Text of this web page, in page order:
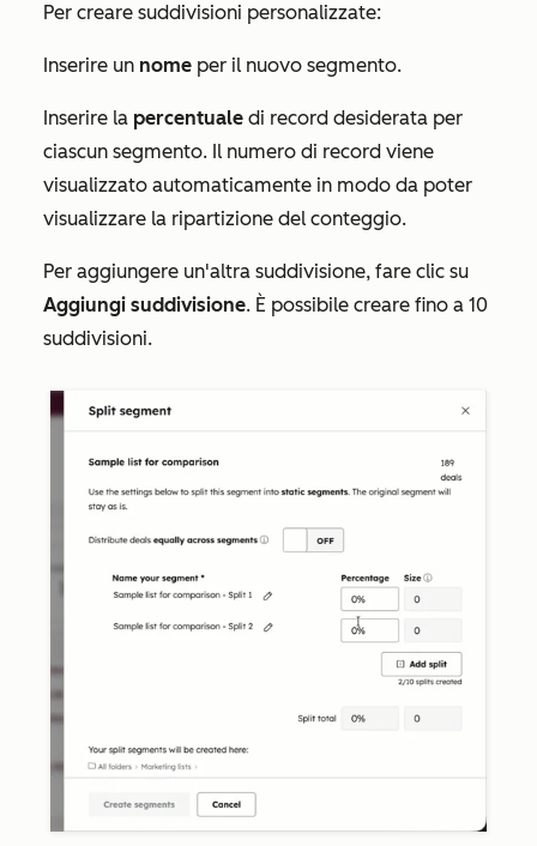
Per creare suddivisioni personalizzate:
Inserire un nome per il nuovo segmento.
Inserire la percentuale di record desiderata per
ciascun segmento. Il numero di record viene
visualizzato automaticamente in modo da poter
visualizzare la ripartizione del conteggio.
Per aggiungere un'altra suddivisione, fare clic su
Aggiungi suddivisione. È possibile creare fino a 10
suddivisioni.